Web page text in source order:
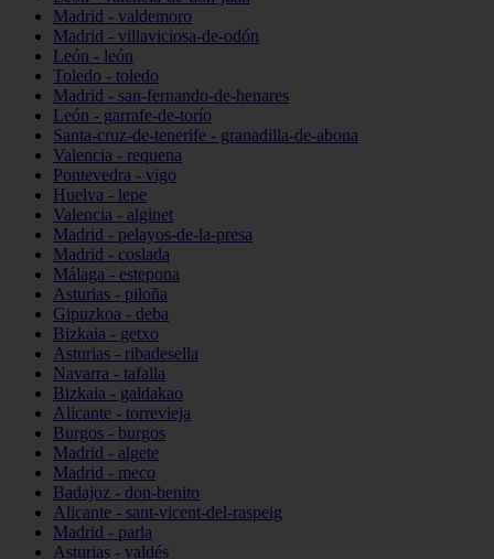
Madrid - valdemoro
Madrid - villaviciosa-de-odón
León - león
Toledo - toledo
Madrid - san-fernando-de-henares
León - garrafe-de-torío
Santa-cruz-de-tenerife - granadilla-de-abona
Valencia - requena
Pontevedra - vigo
Huelva - lepe
Valencia - alginet
Madrid - pelayos-de-la-presa
Madrid - coslada
Málaga - estepona
Asturias - piloña
Gipuzkoa - deba
Bizkaia - getxo
Asturias - ribadesella
Navarra - tafalla
Bizkaia - galdakao
Alicante - torrevieja
Burgos - burgos
Madrid - algete
Madrid - meco
Badajoz - don-benito
Alicante - sant-vicent-del-raspeig
Madrid - parla
Asturias - valdés